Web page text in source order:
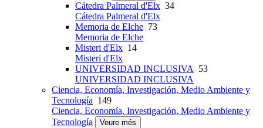
Cátedra Palmeral d'Elx 34
Cátedra Palmeral d'Elx
Memoria de Elche 73
Memoria de Elche
Misteri d'Elx 14
Misteri d'Elx
UNIVERSIDAD INCLUSIVA
53
UNIVERSIDAD INCLUSIVA
Ciencia, Economía, Investigación, Medio Ambiente y
Tecnología 149
Ciencia, Economía, Investigación, Medio Ambiente y
Tecnología
Veure més